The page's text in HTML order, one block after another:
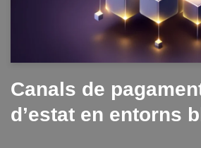
Canals de
d’estat en entorns